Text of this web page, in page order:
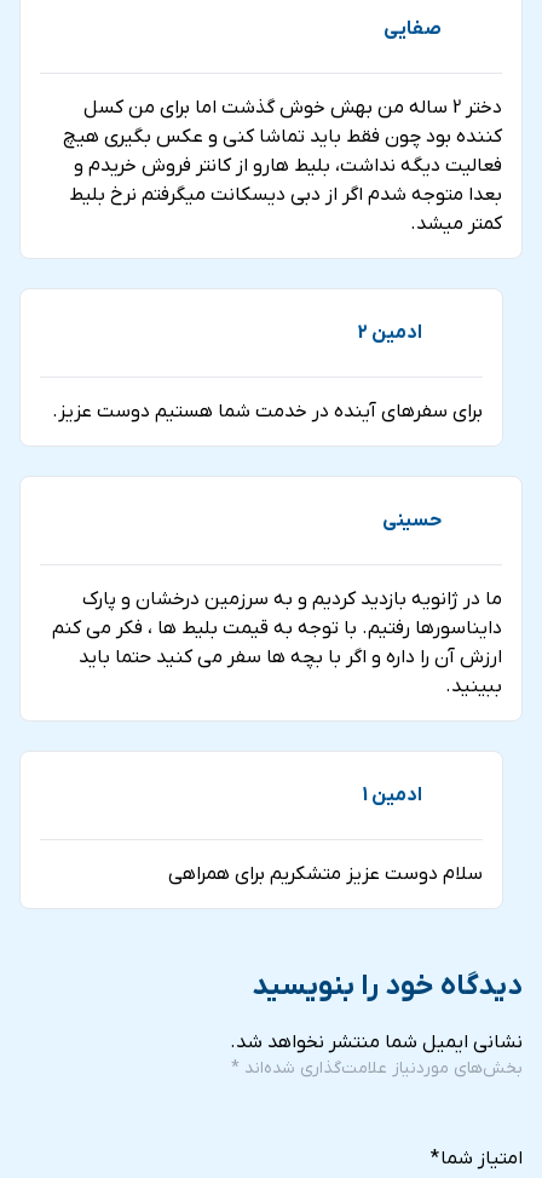
صفایی
دختر 2 ساله من بهش خوش گذشت اما برای من کسل
کننده بود چون فقط باید تماشا کنی و عکس بگیری هیچ
فعالیت دیگه نداشت، بلیط هارو از کانتر فروش خریدم و
بعدا متوجه شدم اگر از دبی دیسکانت میگرفتم نرخ بلیط
کمتر میشد.
ادمین 2
برای سفرهای آینده در خدمت شما هستیم دوست عزیز.
حسینی
ما در ژانویه بازدید کردیم و به سرزمین درخشان و پارک
دایناسورها رفتیم. با توجه به قیمت بلیط ها ، فکر می کنم
ارزش آن را داره و اگر با بچه ها سفر می کنید حتما باید
ببینید.
ادمین 1
سلام دوست عزیز متشکریم برای همراهی
دیدگاه خود را بنویسید
نشانی ایمیل شما منتشر نخواهد شد.
بخش‌های موردنیاز علامت‌گذاری شده‌اند *
امتیاز شما*